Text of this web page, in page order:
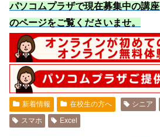
パソコムプラザで現在募集中の講
のページをご覧くださいませ。
新着情報 在校生の方へ シニア
スマホ
Excel